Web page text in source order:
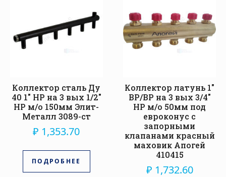
Коллектор сталь Ду
40 1″ НР на 3 вых 1/2″
НР м/о 150мм Элит-
Металл 3089-ст
₽ 1,353.70
ПОДРОБНЕЕ
Коллектор латунь 1″
ВР/ВР на 3 вых 3/4″
НР м/о 50мм под
евроконус с
запорными
клапанами красный
маховик Апогей
410415
₽ 1,732.60